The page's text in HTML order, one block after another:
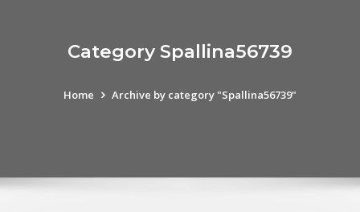
Category Spallina56739
Home Archive by category "Spallina56739"